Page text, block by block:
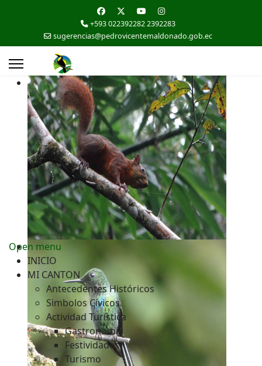
+593 022392282 2392283
sugerencias@pedrovicentemaldonado.gob.ec
Open menu
INICIO
MI CANTON
Antecedentes Históricos
Simbolos Cívicos
Actividad Turística
Gastronomía
Festividades
Turismo